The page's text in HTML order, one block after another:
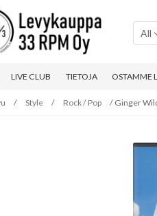
All
LIVE CLUB TIETOJA OSTAMME
/ Style / Rock / Pop / Ginger